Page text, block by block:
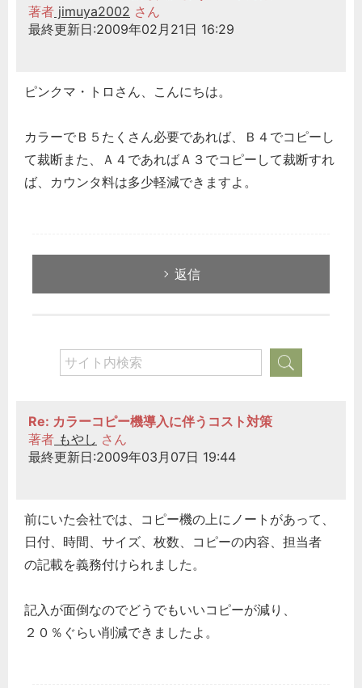
著者 jimuya2002 さん
最終更新日:2009年02月21日 16:29
ピンクマ・トロさん、こんにちは。
カラーでＢ５たくさん必要であれば、Ｂ４でコピーし
て裁断また、Ａ４であればＡ３でコピーして裁断すれ
ば、カウンタ料は多少軽減できますよ。
返信
Re: カラーコピー機導入に伴うコスト対策
著者 もやし さん
最終更新日:2009年03月07日 19:44
前にいた会社では、コピー機の上にノートがあって、
日付、時間、サイズ、枚数、コピーの内容、担当者
の記載を義務付けられました。
記入が面倒なのでどうでもいいコピーが減り、
２０％ぐらい削減できましたよ。